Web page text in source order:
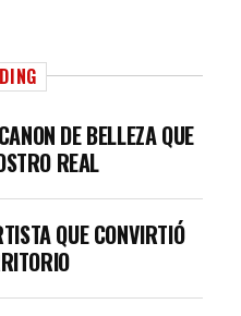
DE BELLEZA QUE
REAL
QUE CONVIRTIÓ